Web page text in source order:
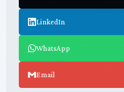
LinkedIn
WhatsApp
Email